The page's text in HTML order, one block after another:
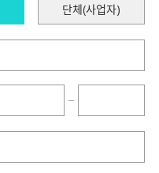
단체(사업자)
−